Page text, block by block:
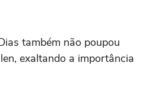
também não poupou
exaltando a importância